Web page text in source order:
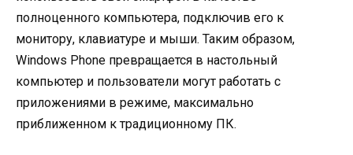
полноценного компьютера, подключив его к
монитору, клавиатуре и мыши. Таким образом,
Windows Phone превращается в настольный
компьютер и пользователи могут работать с
приложениями в режиме, максимально
приближенном к традиционному ПК.